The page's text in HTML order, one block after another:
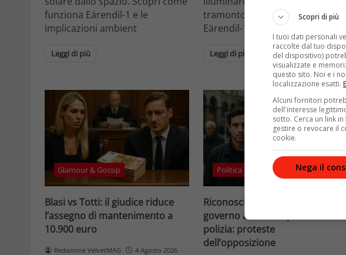
funziona Eärendil-1 e le
implicazioni ambient
Leggi di più
tramonto. Scopri come funziona
Eärendil-1 e le implicaz
Leggi di più
Glamour & Gossip
Blasi vs Totti: il giudice riduce
l’assegno di mantenimento a
10.900 euro
Redazione VelvetMAG 4 Agosto 2026
Politica
Riconoscimento facciale, il
governo accelera i poteri alla
polizia: proteste
dell’opposizione
Scopri di più
I tuoi dati personali
raccolte dal tuo
del dispositivo)
visualizzate e
questo sito. Noi e i
localizzazione esatti.
Alcuni fornitori
dell'interesse
sotto. Cerca un link
gestire o revocare il
cookie.
Nega il